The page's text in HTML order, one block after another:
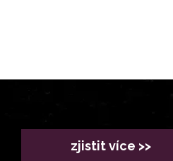
zjistit více >>